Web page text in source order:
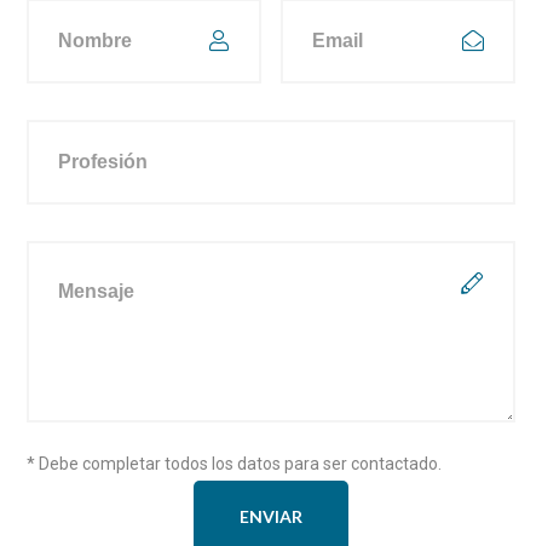
* Debe completar todos los datos para ser contactado.